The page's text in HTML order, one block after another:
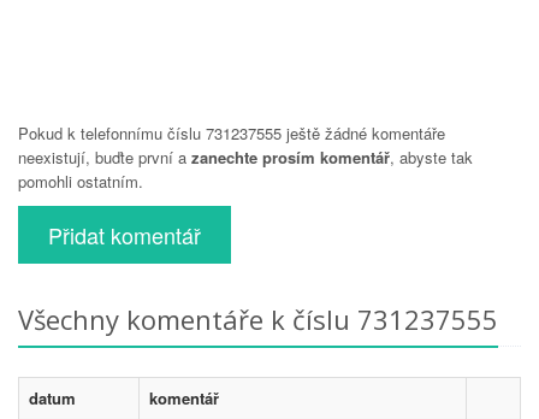
Pokud k telefonnímu číslu 731237555 ještě žádné komentáře
neexistují, buďte první a zanechte prosím komentář, abyste tak
pomohli ostatním.
Přidat komentář
Všechny komentáře k číslu 731237555
datum
komentář